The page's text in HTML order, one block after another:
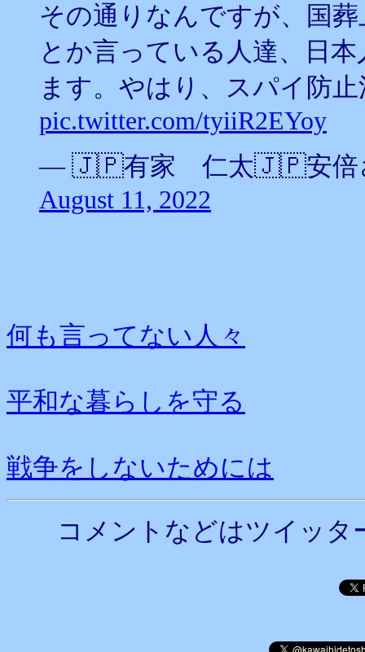
その通りなんですが、国
とか言っている人達、日
ます。やはり、スパイ防
pic.twitter.com/tyiiR2EYoy
— 🇯🇵有家 仁太🇯🇵安倍さ
August 11, 2022
何も言ってない人々
平和な暮らしを守る
戦争をしないためには
コメントなどはツイッ